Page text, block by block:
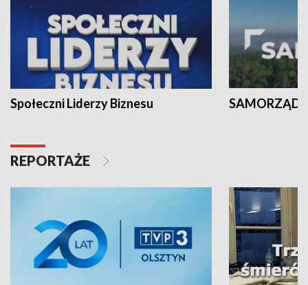
Społeczni Liderzy Biznesu SAMORZĄD
REPORTAŻE